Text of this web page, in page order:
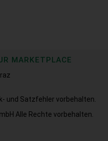
MARKETPLACE
und Satzfehler vorbehalten.
Alle Rechte vorbehalten.